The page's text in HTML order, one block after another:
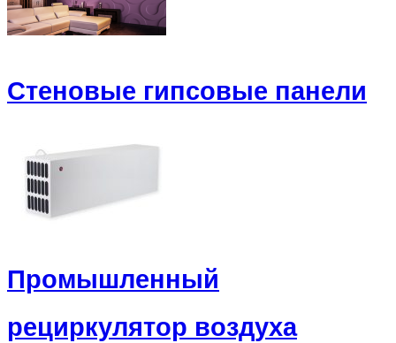
Стеновые гипсовые панели
Промышленный
рециркулятор воздуха